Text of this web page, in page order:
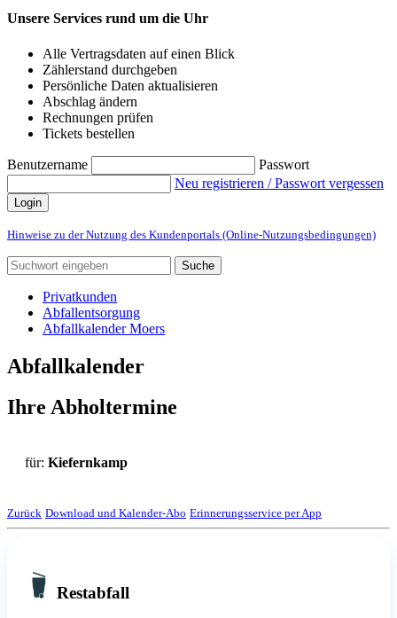
Unsere Services rund um die Uhr
Alle Vertragsdaten auf einen Blick
Zählerstand durchgeben
Persönliche Daten aktualisieren
Abschlag ändern
Rechnungen prüfen
Tickets bestellen
Benutzername
Passwort
Neu registrieren / Passwort vergessen
Login
Hinweise zu der Nutzung des Kundenportals (Online-Nutzungsbedingungen)
Suche
Privatkunden
Abfallentsorgung
Abfallkalender Moers
Abfallkalender
Ihre Abholtermine
für: Kiefernkamp
Zurück Download und Kalender-Abo Erinnerungsservice per App
Restabfall